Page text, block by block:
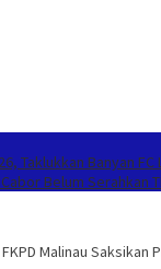
Taklukkan Banyan
Belum Serahkan
Malinau